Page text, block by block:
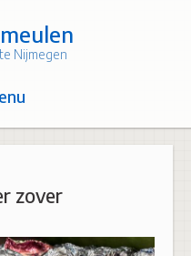
Nijmegen
zover